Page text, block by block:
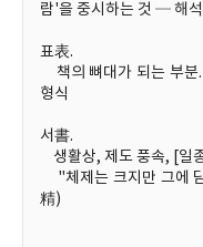
람'을 중시하는 것 ─ 해
표表.
책의 뼈대가 되는 부
형식
서書.
생활상, 제도 풍속, [일
"체제는 크지만 그에
精)